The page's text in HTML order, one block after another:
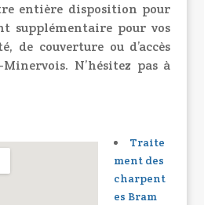
entière disposition pour
supplémentaire pour vos
de couverture ou d’accès
N’hésitez pas à
Traite
ment des
charpent
es Bram